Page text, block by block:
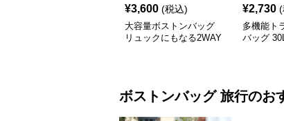
¥3,600 (税込)
大容量ボストンバッグ
リュックにもなる2WAY
¥2,730 (
多機能ト
バッグ
ボストンバッグ 旅行のお